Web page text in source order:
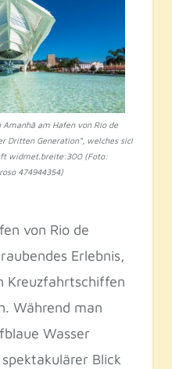
Amanhã am Hafen von Rio de
Dritten Generation“, welches sich
widmet.breite:300 (Foto:
474944354)
von Rio de
Erlebnis,
Kreuzfahrtschiffen
Während man
Wasser
Blick